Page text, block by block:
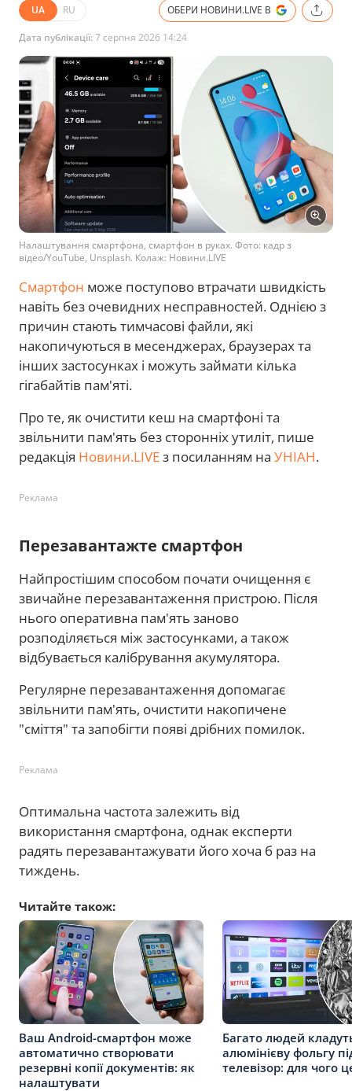
UA RU ОБЕРИ НОВИНИ.LIVE В
Дата публікації:7 серпня 2026 14:24
Налаштування смартфона, смартфон в руках. Фото: кадр з
відео/YouTube, Unsplash. Колаж: Новини.LIVE
Смартфон може поступово втрачати швидкість
навіть без очевидних несправностей. Однією з
причин стають тимчасові файли, які
накопичуються в месенджерах, браузерах та
інших застосунках і можуть займати кілька
гігабайтів пам'яті.
Про те, як очистити кеш на смартфоні та
звільнити пам'ять без сторонніх утиліт, пише
редакція Новини.LIVEз посиланням на УНІАН.
Реклама
Перезавантажте смартфон
Найпростішим способом почати очищення є
звичайне перезавантаження пристрою. Після
нього оперативна пам'ять заново
розподіляється між застосунками, а також
відбувається калібрування акумулятора.
Регулярне перезавантаження допомагає
звільнити пам'ять, очистити накопичене
"сміття" та запобігти появі дрібних помилок.
Реклама
Оптимальна частота залежить від
використання смартфона, однак експерти
радять перезавантажувати його хоча б раз на
тиждень.
Читайте також:
Ваш Android-смартфон може
автоматично створювати
резервні копії документів: як
налаштувати
Багато людей
алюмінієву фольгу
телевізор: для чого